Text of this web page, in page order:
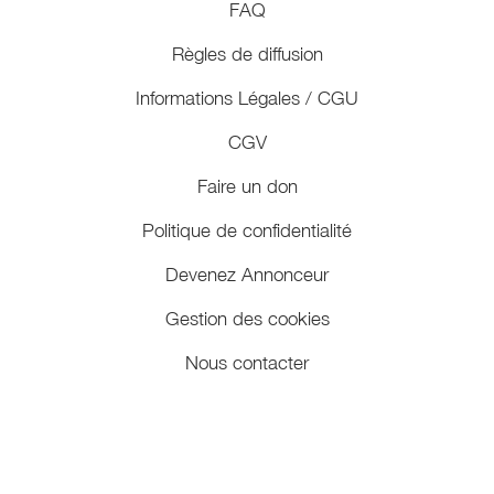
FAQ
Règles de diffusion
Informations Légales / CGU
CGV
Faire un don
Politique de confidentialité
Devenez Annonceur
Gestion des cookies
Nous contacter